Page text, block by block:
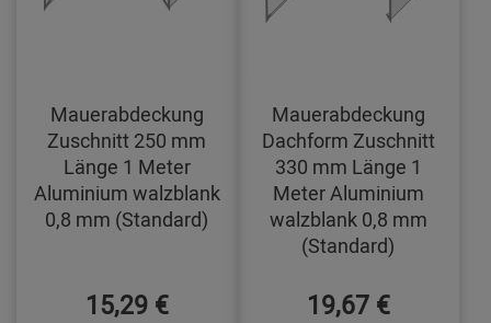
Mauerabdeckung
Zuschnitt 250 mm
Länge 1 Meter
Aluminium walzblank
0,8 mm (Standard)
15,29 €
Mauerabdeckung
Dachform Zuschnitt
330 mm Länge 1
Meter Aluminium
walzblank 0,8 mm
(Standard)
19,67 €